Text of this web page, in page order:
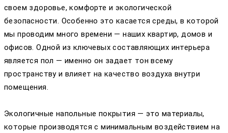
своем здоровье, комфорте и экологической
безопасности. Особенно это касается среды, в которой
мы проводим много времени — наших квартир, домов и
офисов. Одной из ключевых составляющих интерьера
является пол — именно он задает тон всему
пространству и влияет на качество воздуха внутри
помещения.
Экологичные напольные покрытия — это материалы,
которые производятся с минимальным воздействием на